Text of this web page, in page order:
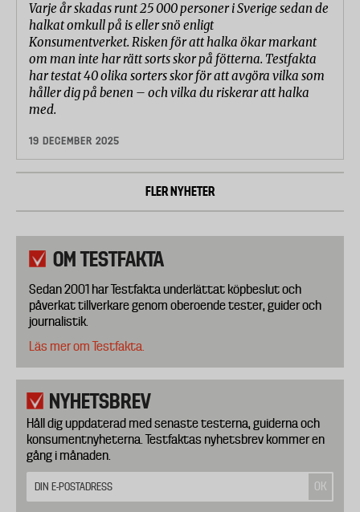
Varje år skadas runt 25 000 personer i Sverige sedan de
halkat omkull på is eller snö enligt
Konsumentverket. Risken för att halka ökar markant
om man inte har rätt sorts skor på fötterna. Testfakta
har testat 40 olika sorters skor för att avgöra vilka som
håller dig på benen – och vilka du riskerar att halka
med.
19 DECEMBER 2025
FLER NYHETER
OM TESTFAKTA
Sedan 2001 har Testfakta underlättat köpbeslut och
påverkat tillverkare genom oberoende tester, guider och
journalistik.
Läs mer om Testfakta.
NYHETSBREV
Håll dig uppdaterad med senaste testerna, guiderna och
konsumentnyheterna. Testfaktas nyhetsbrev kommer en
gång i månaden.